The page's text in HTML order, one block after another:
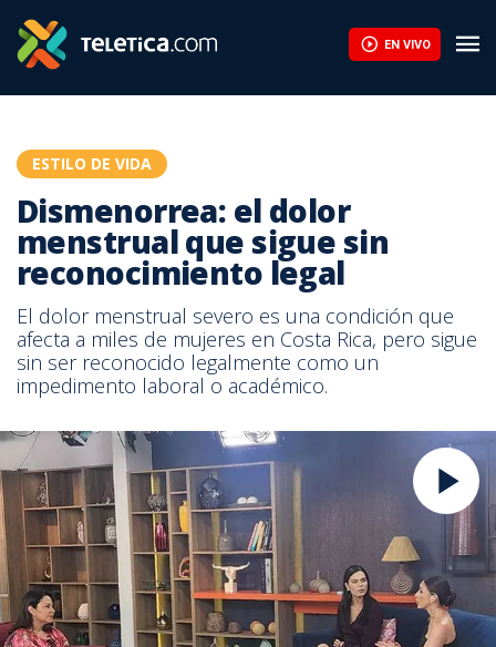
EN VIVO
ESTILO DE VIDA
Dismenorrea: el dolor
menstrual que sigue sin
reconocimiento legal
El dolor menstrual severo es una condición que
afecta a miles de mujeres en Costa Rica, pero sigue
sin ser reconocido legalmente como un
impedimento laboral o académico.